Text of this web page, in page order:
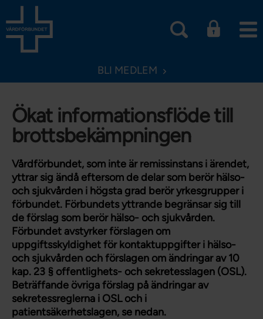
BLI MEDLEM
Ökat informationsflöde till
brottsbekämpningen
Vårdförbundet, som inte är remissinstans i ärendet,
yttrar sig ändå eftersom de delar som berör hälso-
och sjukvården i högsta grad berör yrkesgrupper i
förbundet. Förbundets yttrande begränsar sig till
de förslag som berör hälso- och sjukvården.
Förbundet avstyrker förslagen om
uppgiftsskyldighet för kontaktuppgifter i hälso-
och sjukvården och förslagen om ändringar av 10
kap. 23 § offentlighets- och sekretesslagen (OSL).
Beträffande övriga förslag på ändringar av
sekretessreglerna i OSL och i
patientsäkerhetslagen, se nedan.